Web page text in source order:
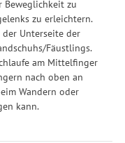
Beweglichkeit zu
zu erleichtern.
Unterseite der
Fäustlings.
am Mittelfinger
nach oben an
Wandern oder
kann.